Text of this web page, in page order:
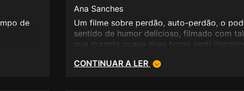
de
Ana Sanches
Um filme sobre perdão, auto-perdão, o
sentido de humor delicioso, filmado com
que durante quase duas horas senti
uma segunda oportunidade de curar velhas
CONTINUAR A LER